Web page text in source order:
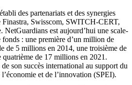
des partenariats et des synergies
Finastra, Swisscom, SWITCH-CERT,
est aujourd’hui une scale-
fonds : une première d’un million de
de 5 millions en 2014, une troisième de
de 17 millions en 2021.
son succès international au support du
et de l’innovation (SPEI).